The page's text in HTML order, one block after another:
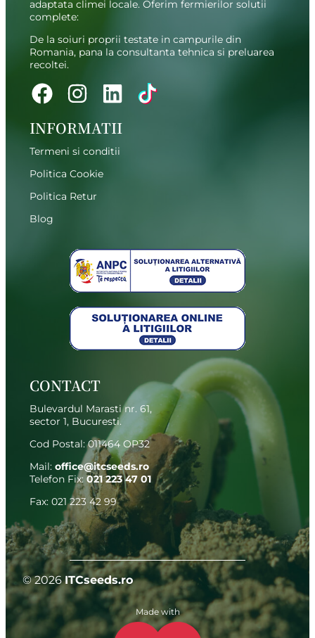
adaptata climei locale. Oferim fermierilor solutii
complete:
De la soiuri proprii testate in campurile din
Romania, pana la consultanta tehnica si preluarea
recoltei.
INFORMATII
Termeni si conditii
Politica Cookie
Politica Retur
Blog
CONTACT
Bulevardul Marasti nr. 61,
sector 1, Bucuresti.
Cod Postal: 011464 OP32
Mail: office@itcseeds.ro
Telefon Fix: 021 223 47 01
Fax: 021 223 42 99
© 2026ITCseeds.ro
Made with